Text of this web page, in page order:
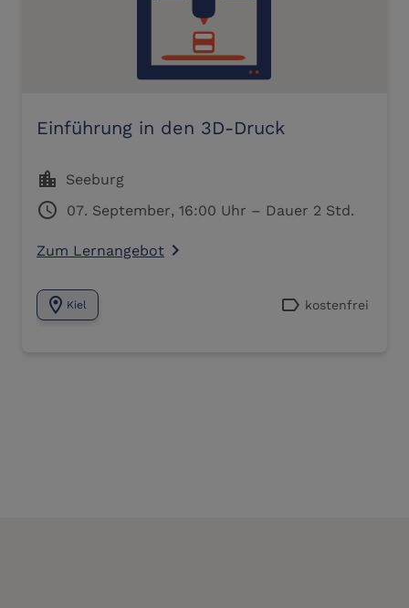
Einführung in den 3D-Druck
location_city Seeburg
schedule
07. September, 16:00 Uhr – Dauer 2 Std.
Zum Lernangebot navigate_next
location_on Kiel label kostenfrei